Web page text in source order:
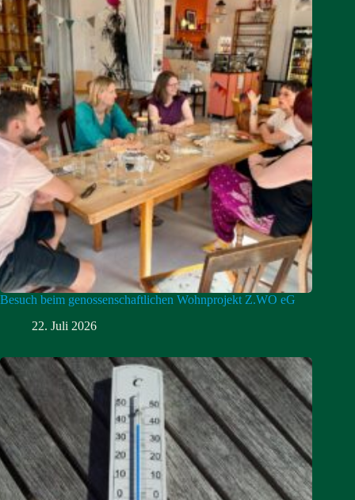
Besuch beim genossenschaftlichen Wohnprojekt Z.WO eG
22. Juli 2026